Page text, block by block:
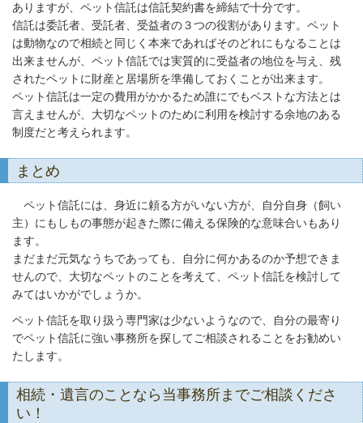
ありますが、ペット信託は信託契約書を締結で十分です。
信託は委託者、受託者、受益者の３つの役割があります。ペット
は動物なので相続と同じく本来であればそのどれにもなることは
出来ませんが、ペット信託では実質的に受益者の地位を与え、残
されたペットに財産と居場所を準備しておくことが出来ます。
ペット信託は一定の費用がかかるため誰にでもベストな方法とは
言えませんが、大切なペットのために利用を検討する余地のある
制度だと考えられます。
まとめ
ペット信託には、身近に頼る方がいない方が、自分自身（飼い
主）にもしもの事態が起きた際に備える保険的な意味合いもあり
ます。
まだまだ元気なうちであっても、自分に何かあるのか予想できま
せんので、大切なペットのことを考えて、ペット信託を検討して
みてはいかがでしょうか。
ペット信託を取り扱う専門家は少ないようなので、自分の最寄り
でペット信託に強い事務所を探してご相談されることをお勧めい
たします。
相続・遺言のことなら当事務所までご相談くださ
い！